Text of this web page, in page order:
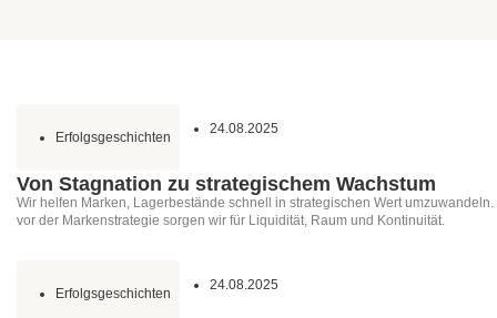
Erfolgsgeschichten
24.08.2025
Von Stagnation zu strategischem Wachstum
Wir helfen Marken, Lagerbestände schnell in strategischen Wert
vor der Markenstrategie sorgen wir für Liquidität, Raum und Kontinuität.
Erfolgsgeschichten
24.08.2025